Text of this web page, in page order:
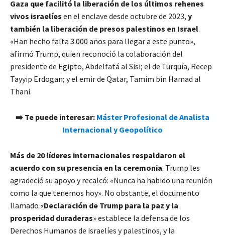
Gaza que facilitó la liberación de los últimos rehenes
vivos israelíes en el enclave desde octubre de 2023, y
también la liberación de presos palestinos en Israel.
«Han hecho falta 3.000 años para llegar a este punto»,
afirmó Trump, quien reconoció la colaboración del
presidente de Egipto, Abdelfatá al Sisi; el de Turquía, Recep
Tayyip Erdogan; y el emir de Qatar, Tamim bin Hamad al
Thani.
➡️ Te puede interesar: Máster Profesional de Analista
Internacional y Geopolítico
Más de 20 líderes internacionales respaldaron el
acuerdo con su presencia en la ceremonia. Trump les
agradeció su apoyo y recalcó: «Nunca ha habido una reunión
como la que tenemos hoy». No obstante, el documento
llamado «Declaración de Trump para la paz y la
prosperidad duraderas» establece la defensa de los
Derechos Humanos de israelíes y palestinos, y la